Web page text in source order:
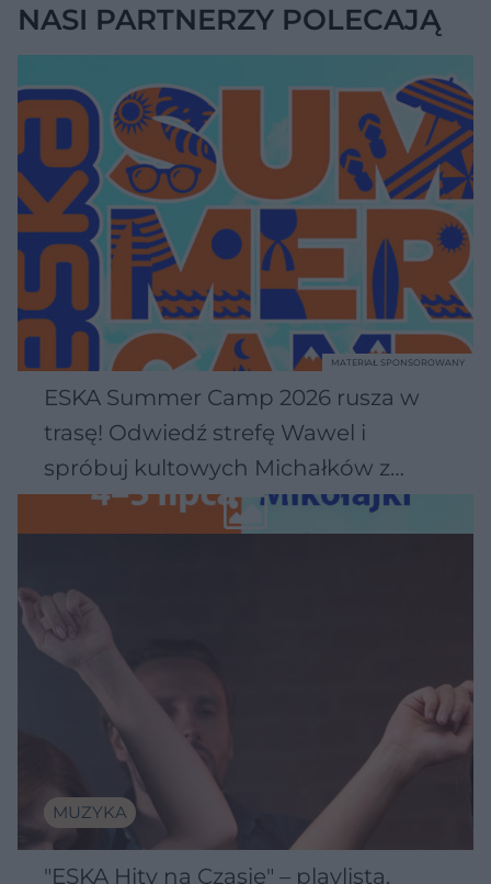
NASI PARTNERZY POLECAJĄ
ESKA Summer Camp 2026 rusza w
trasę! Odwiedź strefę Wawel i
spróbuj kultowych Michałków z
Wawelu
MATERIAŁ SPONSOROWANY
MUZYKA
"ESKA Hity na Czasie" – playlista,